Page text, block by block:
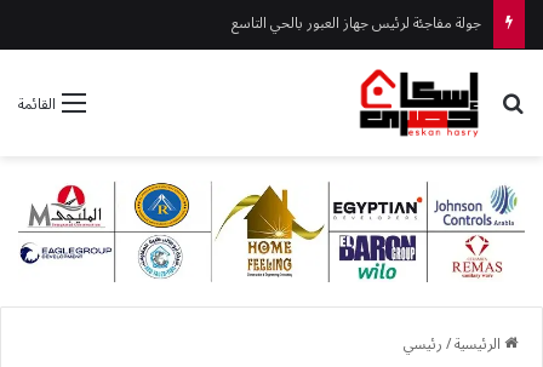
جهاز حدائق أكتوبر يواصل أعمال التطوير بطريق الحي الإيطالي
القائمة بحث عن
الرئيسية/رئيسي